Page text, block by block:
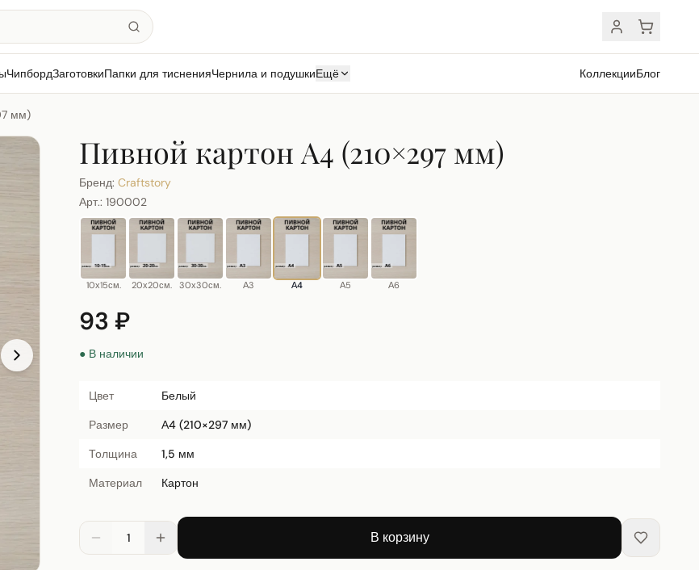
ЧипбордЗаготовкиПапки для тисненияЧернила и подушкиЕщё КоллекцииБлог
мм)
Пивной картон А4 (210×297 мм)
Бренд: Craftstory
Арт.: 190002
10х15см. 20х20см. 30х30см. А3 А4 А5 А6
93 ₽
● В наличии
Цвет
Белый
Размер
А4 (210×297 мм)
Толщина
1,5 мм
Материал
Картон
1 В корзину